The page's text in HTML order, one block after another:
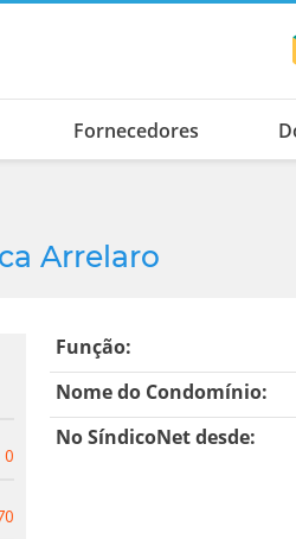
Fornecedores
Arrelaro
0
Função:
Nome do Condomínio:
No SíndicoNet desde: